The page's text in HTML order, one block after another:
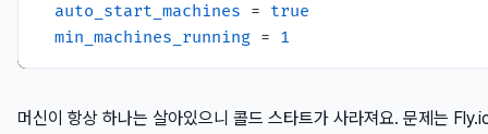
auto_start_machines = true
min_machines_running = 1
머신이 항상 하나는 살아있으니 콜드 스타트가 사라져요. 문제는